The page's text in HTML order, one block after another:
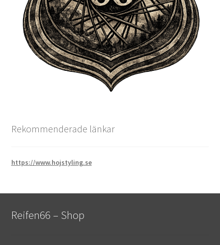
Rekommenderade länkar
https://www.hojstyling.se
Reifen66 – Shop